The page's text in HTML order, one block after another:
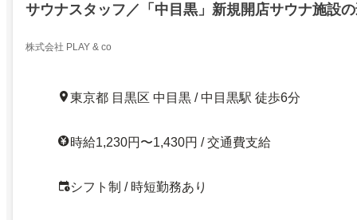
サウナスタッフ／「中目黒」新規開店サウナ施設
株式会社 PLAY & co
東京都 目黒区 中目黒 / 中目黒駅 徒歩6分
時給1,230円〜1,430円 / 交通費支給
シフト制 / 時短勤務あり